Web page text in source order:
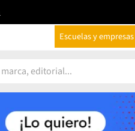
Escuelas y empresas